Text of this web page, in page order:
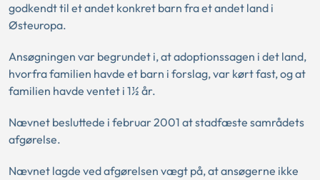
godkendt til et andet konkret barn fra et andet land i
Østeuropa.
Ansøgningen var begrundet i, at adoptionssagen i det land,
hvorfra familien havde et barn i forslag, var kørt fast, og at
familien havde ventet i 1½ år.
Nævnet besluttede i februar 2001 at stadfæste samrådets
afgørelse.
Nævnet lagde ved afgørelsen vægt på, at ansøgerne ikke